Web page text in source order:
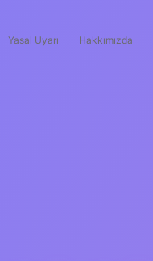
Yasal Uyarı Hakkımızda